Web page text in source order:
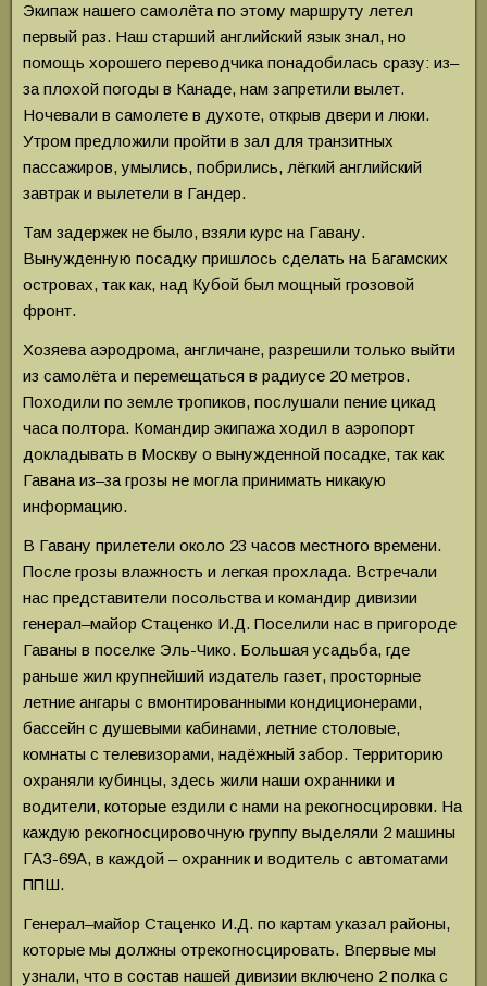
Экипаж нашего самолёта по этому маршруту летел
первый раз. Наш старший английский язык знал, но
помощь хорошего переводчика понадобилась сразу: из–
за плохой погоды в Канаде, нам запретили вылет.
Ночевали в самолете в духоте, открыв двери и люки.
Утром предложили пройти в зал для транзитных
пассажиров, умылись, побрились, лёгкий английский
завтрак и вылетели в Гандер.
Там задержек не было, взяли курс на Гавану.
Вынужденную посадку пришлось сделать на Багамских
островах, так как, над Кубой был мощный грозовой
фронт.
Хозяева аэродрома, англичане, разрешили только выйти
из самолёта и перемещаться в радиусе 20 метров.
Походили по земле тропиков, послушали пение цикад
часа полтора. Командир экипажа ходил в аэропорт
докладывать в Москву о вынужденной посадке, так как
Гавана из–за грозы не могла принимать никакую
информацию.
В Гавану прилетели около 23 часов местного времени.
После грозы влажность и легкая прохлада. Встречали
нас представители посольства и командир дивизии
генерал–майор Стаценко И.Д. Поселили нас в пригороде
Гаваны в поселке Эль-Чико. Большая усадьба, где
раньше жил крупнейший издатель газет, просторные
летние ангары с вмонтированными кондиционерами,
бассейн с душевыми кабинами, летние столовые,
комнаты с телевизорами, надёжный забор. Территорию
охраняли кубинцы, здесь жили наши охранники и
водители, которые ездили с нами на рекогносцировки. На
каждую рекогносцировочную группу выделяли 2 машины
ГАЗ-69А, в каждой – охранник и водитель с автоматами
ППШ.
Генерал–майор Стаценко И.Д. по картам указал районы,
которые мы должны отрекогносцировать. Впервые мы
узнали, что в состав нашей дивизии включено 2 полка с